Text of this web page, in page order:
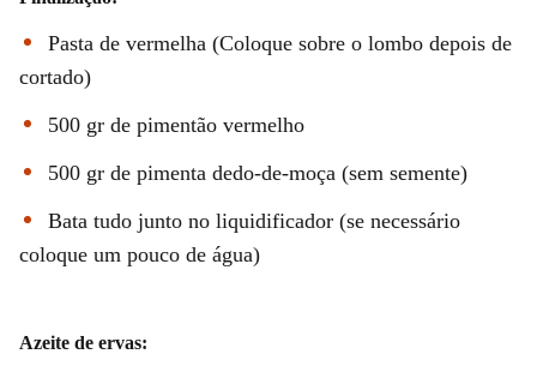
Pasta de vermelha (Coloque sobre o lombo depois de
cortado)
500 gr de pimentão vermelho
500 gr de pimenta dedo-de-moça (sem semente)
Bata tudo junto no liquidificador (se necessário
coloque um pouco de água)
Azeite de ervas: